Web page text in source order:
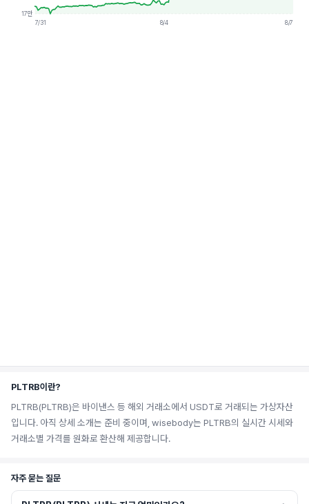
17만
7/31
8/4 8/7
PLTRB이란?
PLTRB(PLTRB)은 바이낸스 등 해외 거래소에서 USDT로 거래되는 가상자산
입니다. 아직 상세 소개는 준비 중이며, wisebody는 PLTRB의 실시간 시세와
거래소별 가격를 원화로 환산해 제공합니다.
자주 묻는 질문